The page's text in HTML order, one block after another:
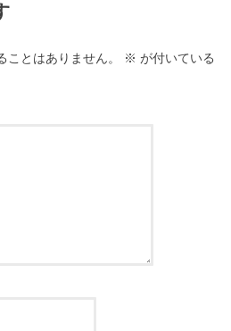
ことはありません。 ※ が付いている